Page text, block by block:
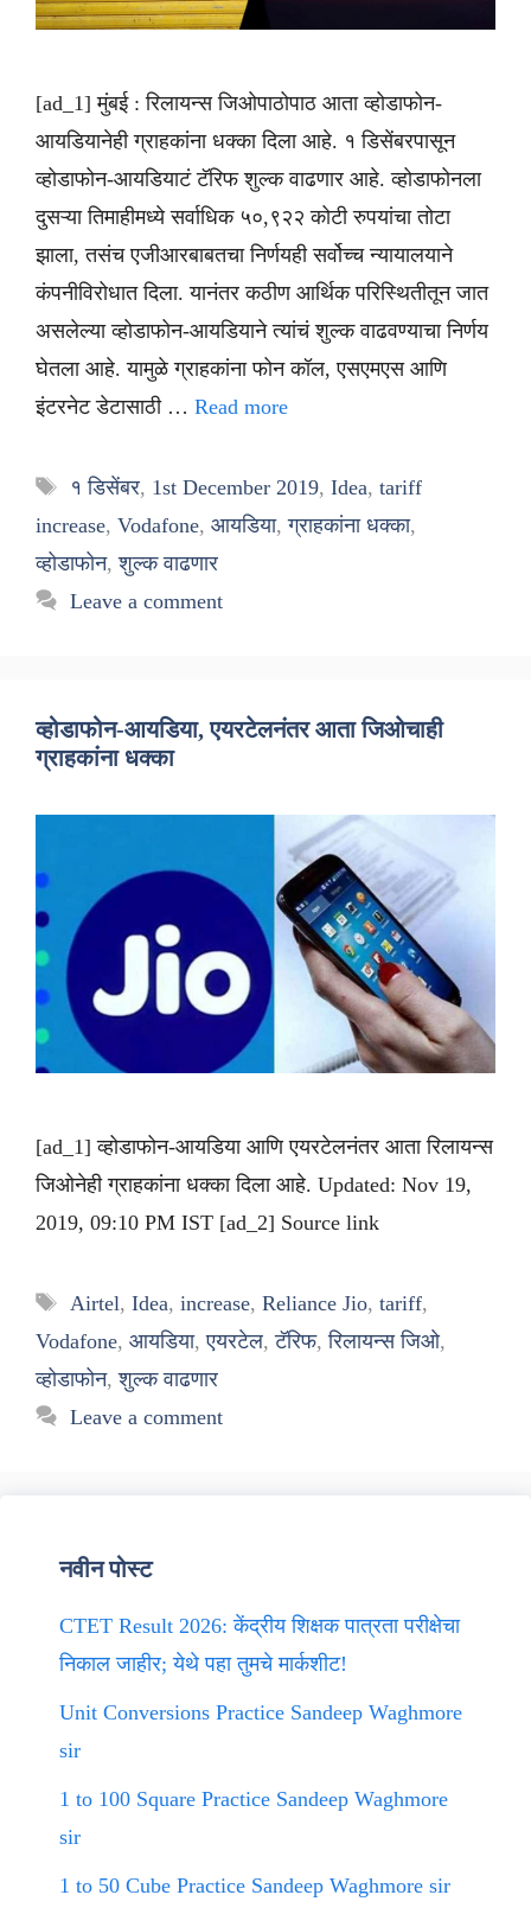
[ad_1] मुंबई : रिलायन्स जिओपाठोपाठ आता व्होडाफोन-
आयडियानेही ग्राहकांना धक्का दिला आहे. १ डिसेंबरपासून
व्होडाफोन-आयडियाटं टॅरिफ शुल्क वाढणार आहे. व्होडाफोनला
दुसऱ्या तिमाहीमध्ये सर्वाधिक ५०,९२२ कोटी रुपयांचा तोटा
झाला, तसंच एजीआरबाबतचा निर्णयही सर्वोच्च न्यायालयाने
कंपनीविरोधात दिला. यानंतर कठीण आर्थिक परिस्थितीतून जात
असलेल्या व्होडाफोन-आयडियाने त्यांचं शुल्क वाढवण्याचा निर्णय
घेतला आहे. यामुळे ग्राहकांना फोन कॉल, एसएमएस आणि
इंटरनेट डेटासाठी … Read more
Tags
१ डिसेंबर, 1st December 2019, Idea, tariff
increase, Vodafone, आयडिया,ग्राहकांना धक्का,
व्होडाफोन,शुल्क वाढणार
Leave a comment
व्होडाफोन-आयडिया, एयरटेलनंतर आता जिओचाही
ग्राहकांना धक्का
[ad_1] व्होडाफोन-आयडिया आणि एयरटेलनंतर आता रिलायन्स
जिओनेही ग्राहकांना धक्का दिला आहे. Updated: Nov 19,
2019, 09:10 PM IST [ad_2] Source link
Tags
Airtel, Idea, increase, Reliance Jio, tariff,
Vodafone, आयडिया,एयरटेल,टॅरिफ,रिलायन्स जिओ,
व्होडाफोन,शुल्क वाढणार
Leave a comment
नवीन पोस्ट
CTET Result 2026: केंद्रीय शिक्षक पात्रता परीक्षेचा
निकाल जाहीर; येथे पहा तुमचे मार्कशीट!
Unit Conversions Practice Sandeep Waghmore
sir
1 to 100 Square Practice Sandeep Waghmore
sir
1 to 50 Cube Practice Sandeep Waghmore sir